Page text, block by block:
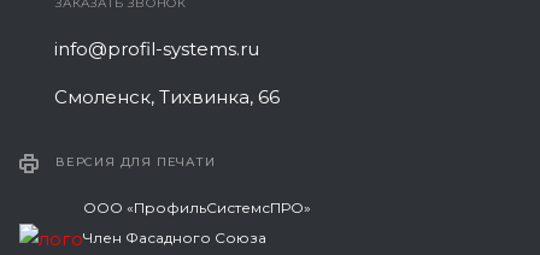
info@profil-systems.ru
Смоленск, Тихвинка, 66
ВЕРСИЯ ДЛЯ ПЕЧАТИ
ООО «ПрофильСистемсПРО»
Член Фасадного Союза